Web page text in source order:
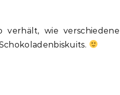
verhält, wie verschiedene